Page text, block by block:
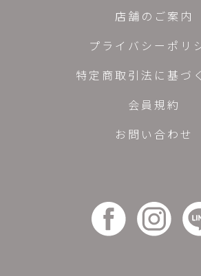
店舗のご案内
プライバシーポリ
特定商取引法に基づ
会員規約
お問い合わせ